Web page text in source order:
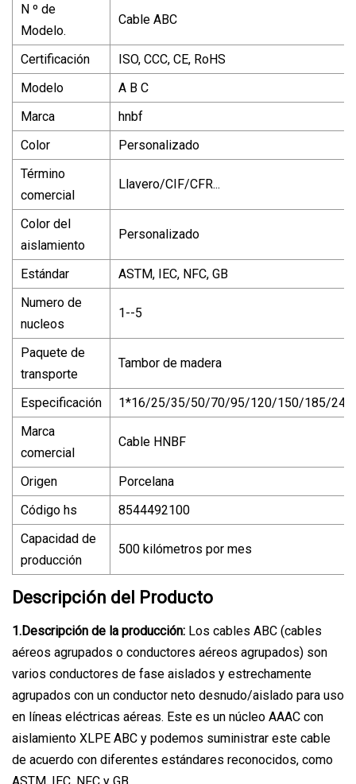
N º de
Modelo.
Cable ABC
Certificación
ISO, CCC, CE, RoHS
Modelo
A B C
Marca
hnbf
Color
Personalizado
Término
comercial
Llavero/CIF/CFR...
Color del
aislamiento
Personalizado
Estándar
ASTM, IEC, NFC, GB
Numero de
nucleos
1--5
Paquete de
transporte
Tambor de madera
Especificación
1*16/25/35/50/70/95/120/150/185/240
Marca
comercial
Cable HNBF
Origen
Porcelana
Código hs
8544492100
Capacidad de
producción
500 kilómetros por mes
Descripción del Producto
1.Descripción de la producción: Los cables ABC (cables
aéreos agrupados o conductores aéreos agrupados) son
varios conductores de fase aislados y estrechamente
agrupados con un conductor neto desnudo/aislado para uso
en líneas eléctricas aéreas. Este es un núcleo AAAC con
aislamiento XLPE ABC y podemos suministrar este cable
de acuerdo con diferentes estándares reconocidos, como